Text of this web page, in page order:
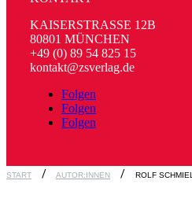
KAISERSTRASSE 12B
80801 MÜNCHEN
+49 (0) 89 54 825 15
kontakt@zsverlag.de
Folgen
Folgen
Folgen
START AUTOR:INNEN ROLF SCHMIEL